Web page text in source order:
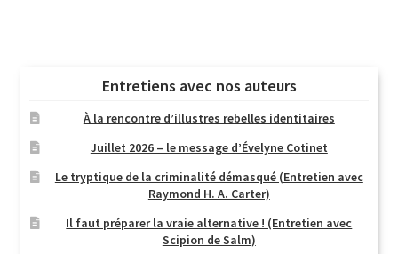
Entretiens avec nos auteurs
À la rencontre d’illustres rebelles identitaires
Juillet 2026 – le message d’Évelyne Cotinet
Le tryptique de la criminalité démasqué (Entretien avec
Raymond H. A. Carter)
Il faut préparer la vraie alternative ! (Entretien avec
Scipion de Salm)